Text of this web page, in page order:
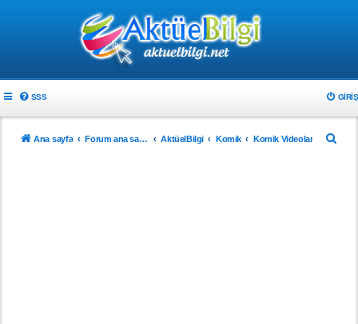
SSS GIRIŞ
Ana sayfa Forum ana sayfa AktüelBilgi Komik Komik Videolar